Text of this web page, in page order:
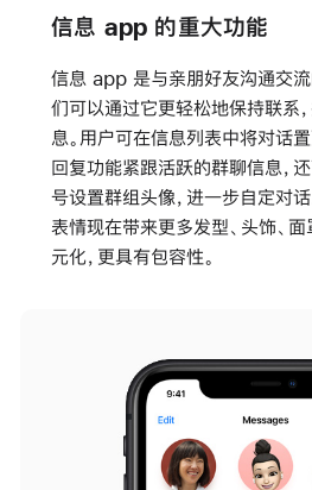
信息 app 的重大功能
信息 app 是与亲朋好友沟通交流
们可以通过它更轻松地保持联系
息。用户可在信息列表中将对话
回复功能紧跟活跃的群聊信息，
号设置群组头像，进一步自定对
表情现在带来更多发型、头饰、
元化，更具有包容性。